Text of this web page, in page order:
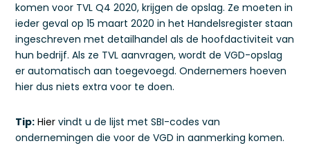
komen voor TVL Q4 2020, krijgen de opslag. Ze moeten in
ieder geval op 15 maart 2020 in het Handelsregister staan
ingeschreven met detailhandel als de hoofdactiviteit van
hun bedrijf. Als ze TVL aanvragen, wordt de VGD-opslag
er automatisch aan toegevoegd. Ondernemers hoeven
hier dus niets extra voor te doen.
Tip: Hier vindt u de lijst met SBI-codes van
ondernemingen die voor de VGD in aanmerking komen.